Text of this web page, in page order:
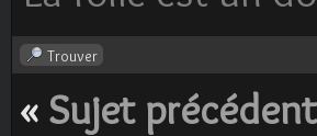
Trouver
« Sujet précédent